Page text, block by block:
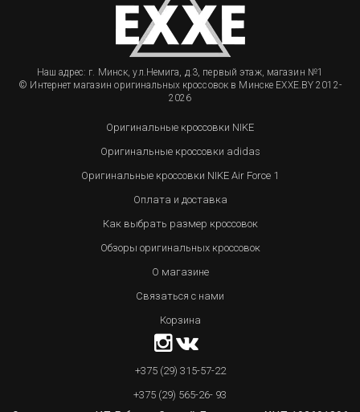
Наш адрес: г. Минск, ул.Немига, д.3, первый этаж, магазин №1
© Интернет магазин оригинальных кроссовок в Минске EXXE.BY 2012-
2026
Оригинальные кроссовки NIKE
Оригинальные кроссовки adidas
Оригинальные кроссовки NIKE Air Force 1
Оплата и доставка
Как выбрать размер кроссовок
Обзоры оригинальных кроссовок
О магазине
Связаться с нами
Корзина
+375 (29) 315-57-22
+375 (29) 565-26- 93